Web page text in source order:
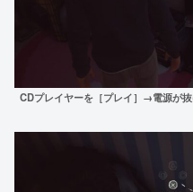
CDプレイヤーを［プレイ］→電源が